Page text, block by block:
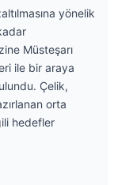
yönelik
Müsteşarı
ile bir araya
Çelik,
orta
hedefler